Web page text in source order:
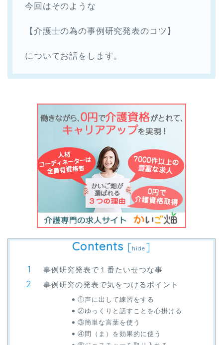
今回はそのような
【介護士の為の事例研究発表のコツ】
についてお話をします。
Contents [hide ]
事例研究発表で１番たいせつな事
事例研究の発表で気をつけるポイント
①声に出して練習をする
②ゆっくりと話すことを心掛ける
③簡単な言葉を使う
④間（ま）を効果的に使う